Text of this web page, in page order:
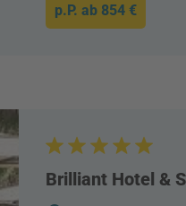
p.P. ab 854 €
Brilliant Hotel &